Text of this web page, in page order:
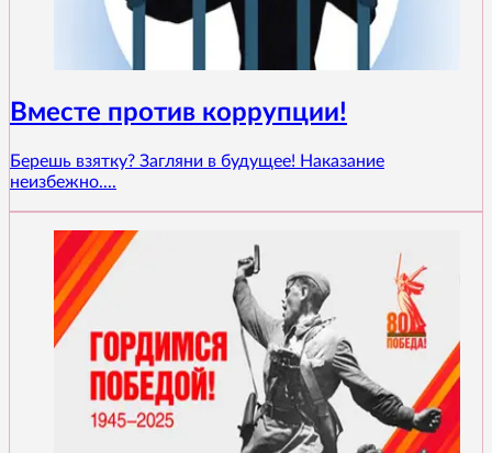
Вместе против коррупции!
Берешь взятку? Загляни в будущее! Наказание
неизбежно....